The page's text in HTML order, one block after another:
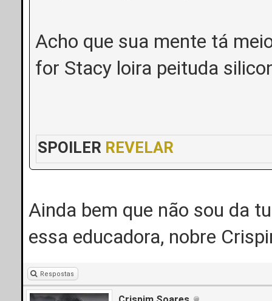
Acho que sua mente tá
for Stacy loira peituda
SPOILER REVELAR
Ainda bem que não sou da
essa educadora, nobre
Respostas